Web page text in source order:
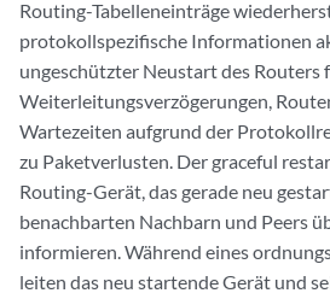
Routing-Tabelleneinträge
protokollspezifische Informationen
ungeschützter Neustart des Routers
Weiterleitungsverzögerungen,
Wartezeiten aufgrund der
zu Paketverlusten. Der graceful
Routing-Gerät, das gerade neu
benachbarten Nachbarn und Peers
informieren. Während eines
leiten das neu startende Gerät und